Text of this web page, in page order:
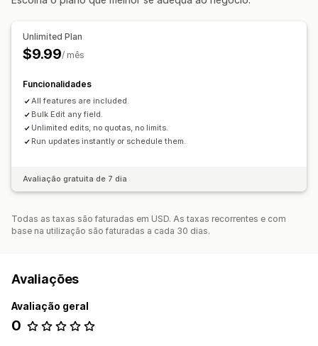
Tarefas programadas
Unlimited Plan
$9.99/ mês
Funcionalidades
All features are included.
Bulk Edit any field.
Unlimited edits, no quotas, no limits.
Run updates instantly or schedule them.
Avaliação gratuita de 7 dia
Todas as taxas são faturadas em USD. As taxas recorrentes e com
base na utilização são faturadas a cada 30 dias.
Avaliações
Avaliação geral
0